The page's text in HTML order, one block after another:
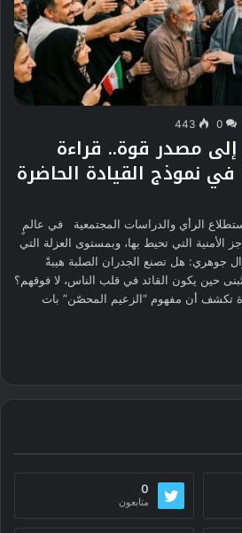
0
443
مصدر قوة.. قراءة
في نموذج القيادة الحاضرة
الرأي والدراسات المجتمعية في عالمٍ
الأمنية التي تحيط بها، وبمستوى العزلة التي
جوهري: هل تصنع الجدران الصلبة هيبةً
حين يكون القائد في قلب الناس، لا فوقهم؟
تكشف أن مفهوم “الزعيم المحصّن” بات
0
متابعون